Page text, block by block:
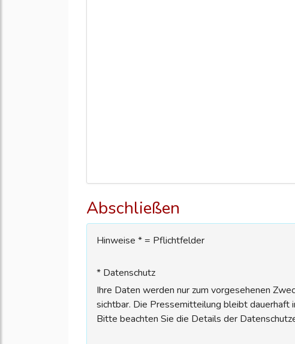
Abschließen
Hinweise * = Pflichtfelder
* Datenschutz
Ihre Daten werden nur zum vorgesehenen
sichtbar. Die Pressemitteilung bleibt dauerhaft
Bitte beachten Sie die Details der